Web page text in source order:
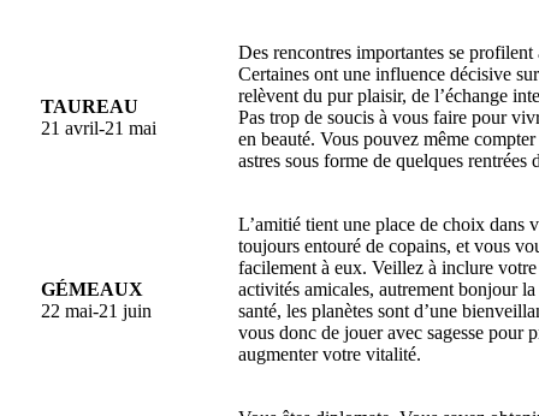
TAUREAU
21 avril-21 mai
Des rencontres importantes se profilent
Certaines ont une influence décisive
relèvent du pur plaisir, de l’échange
Pas trop de soucis à vous faire pour
en beauté. Vous pouvez même
astres sous forme de quelques rentrées
GÉMEAUX
22 mai-21 juin
L’amitié tient une place de choix dans
toujours entouré de copains, et vous
facilement à eux. Veillez à inclure
activités amicales, autrement bonjour
santé, les planètes sont d’une
vous donc de jouer avec sagesse pour
augmenter votre vitalité.